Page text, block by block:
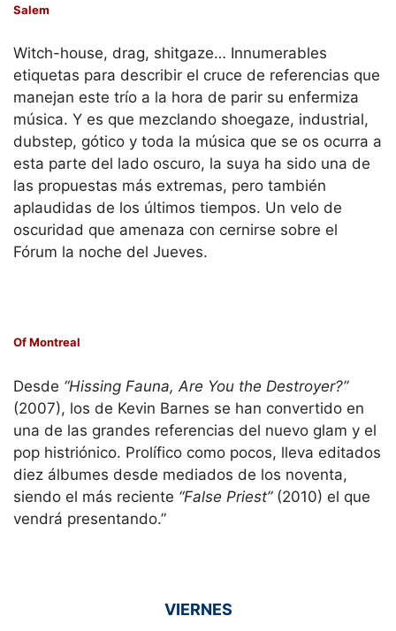
Salem
Witch-house, drag, shitgaze… Innumerables
etiquetas para describir el cruce de referencias que
manejan este trío a la hora de parir su enfermiza
música. Y es que mezclando shoegaze, industrial,
dubstep, gótico y toda la música que se os ocurra a
esta parte del lado oscuro, la suya ha sido una de
las propuestas más extremas, pero también
aplaudidas de los últimos tiempos. Un velo de
oscuridad que amenaza con cernirse sobre el
Fórum la noche del Jueves.
Of Montreal
Desde “Hissing Fauna, Are You the Destroyer?”
(2007), los de Kevin Barnes se han convertido en
una de las grandes referencias del nuevo glam y el
pop histriónico. Prolífico como pocos, lleva editados
diez álbumes desde mediados de los noventa,
siendo el más reciente “False Priest”(2010) el que
vendrá presentando.”
VIERNES